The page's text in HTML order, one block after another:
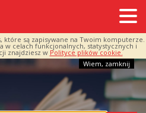
są zapisywane na Twoim komputerze.
w celach funkcjonalnych, statystycznych i
znajdziesz w Polityce plików cookie.
Wiem, zamknij